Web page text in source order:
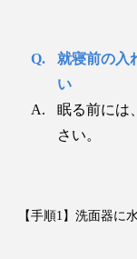
就寝前の入
い
眠る前には
さい。
【手順1】洗面器に